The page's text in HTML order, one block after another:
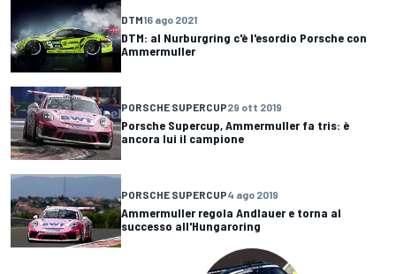
DTM16 ago 2021
DTM: al Nurburgring c'è l'esordio Porsche con
Ammermuller
PORSCHE SUPERCUP29 ott 2019
Porsche Supercup, Ammermuller fa tris: è
ancora lui il campione
PORSCHE SUPERCUP4 ago 2019
Ammermuller regola Andlauer e torna al
successo all'Hungaroring